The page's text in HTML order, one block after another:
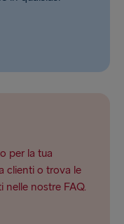
per la tua
clienti o trova le
nelle nostre FAQ.